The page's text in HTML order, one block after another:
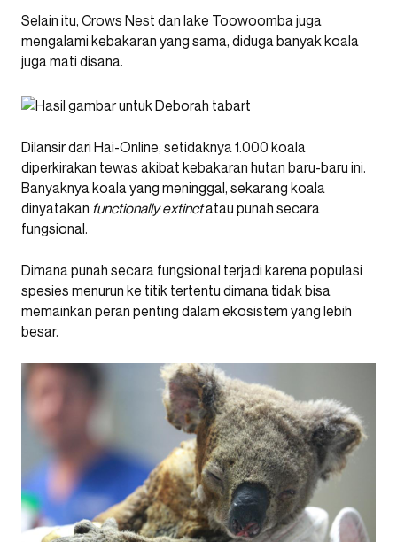
Selain itu, Crows Nest dan lake Toowoomba juga
mengalami kebakaran yang sama, diduga banyak koala
juga mati disana.
Dilansir dari Hai-Online, setidaknya 1.000 koala
diperkirakan tewas akibat kebakaran hutan baru-baru ini.
Banyaknya koala yang meninggal, sekarang koala
dinyatakan functionally extinctatau punah secara
fungsional.
Dimana punah secara fungsional terjadi karena populasi
spesies menurun ke titik tertentu dimana tidak bisa
memainkan peran penting dalam ekosistem yang lebih
besar.